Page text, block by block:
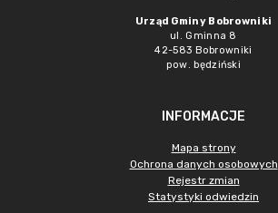
Urząd Gminy Bobrowniki
ul. Gminna 8
42-583 Bobrowniki
pow. będziński
INFORMACJE
Mapa strony
Ochrona danych osobowych
Rejestr zmian
Statystyki odwiedzin